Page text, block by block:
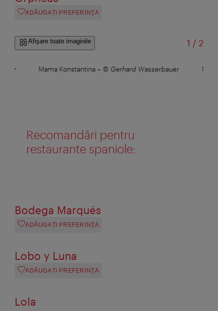
ADĂUGAȚI PREFERINŢA
Afişare toate imaginile 1 /din
2
Mama Konstantina – © Gerhard Wasserbauer
Recomandări pentru
restaurante spaniole:
Bodega Marqués
ADĂUGAȚI PREFERINŢA
Lobo y Luna
ADĂUGAȚI PREFERINŢA
Lola